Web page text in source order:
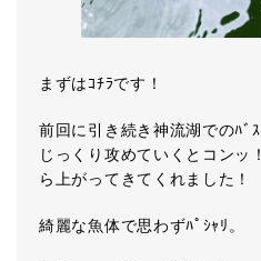
まずはｺﾁﾗです！
前回に引き続き神流湖でのﾊﾞ
じっくり攻めていくとコンッ
ら上がってきてくれました！
綺麗な魚体で思わずﾊﾟｼｬﾘ。